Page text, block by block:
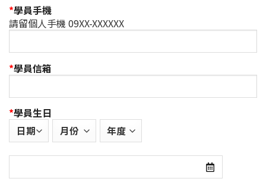
*學員手機
請留個人手機 09XX-XXXXXX
*學員信箱
*學員生日